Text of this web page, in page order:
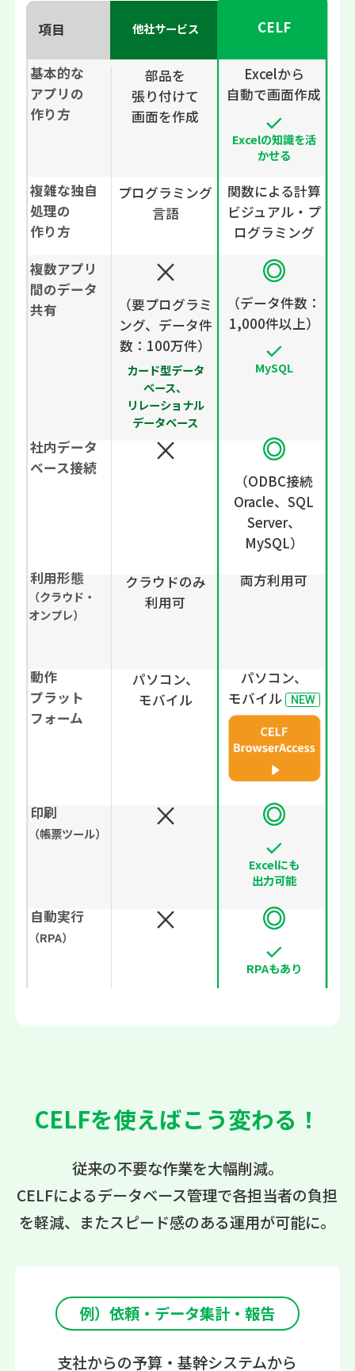
項目 他社サービス CELF
基本的な
アプリの
作り方
部品を
張り付けて
画面を作成
Excelから
自動で画面作成
Excelの知識を活
かせる
複雑な独自
処理の
作り方
プログラミング
言語
関数による計算
ビジュアル・プ
ログラミング
複数アプリ
間のデータ
共有
（要プログラミ
ング、データ件
数：100万件）
カード型データ
ベース、
リレーショナル
データベース
（データ件数：
1,000件以上）
MySQL
社内データ
ベース接続
（ODBC接続
Oracle、SQL
Server、
MySQL）
利用形態
（クラウド・
オンプレ）
クラウドのみ
利用可
両方利用可
動作
プラット
フォーム
パソコン、
モバイル
パソコン、
モバイル
NEW
印刷
（帳票ツール）
Excelにも
出力可能
自動実行
（RPA）
RPAもあり
CELFを使えばこう変わる！
従来の不要な作業を大幅削減。
CELFによるデータベース管理で各担当者の負担
を軽減、またスピード感のある運用が可能に。
例）依頼・データ集計・報告
支社からの予算・基幹システムから